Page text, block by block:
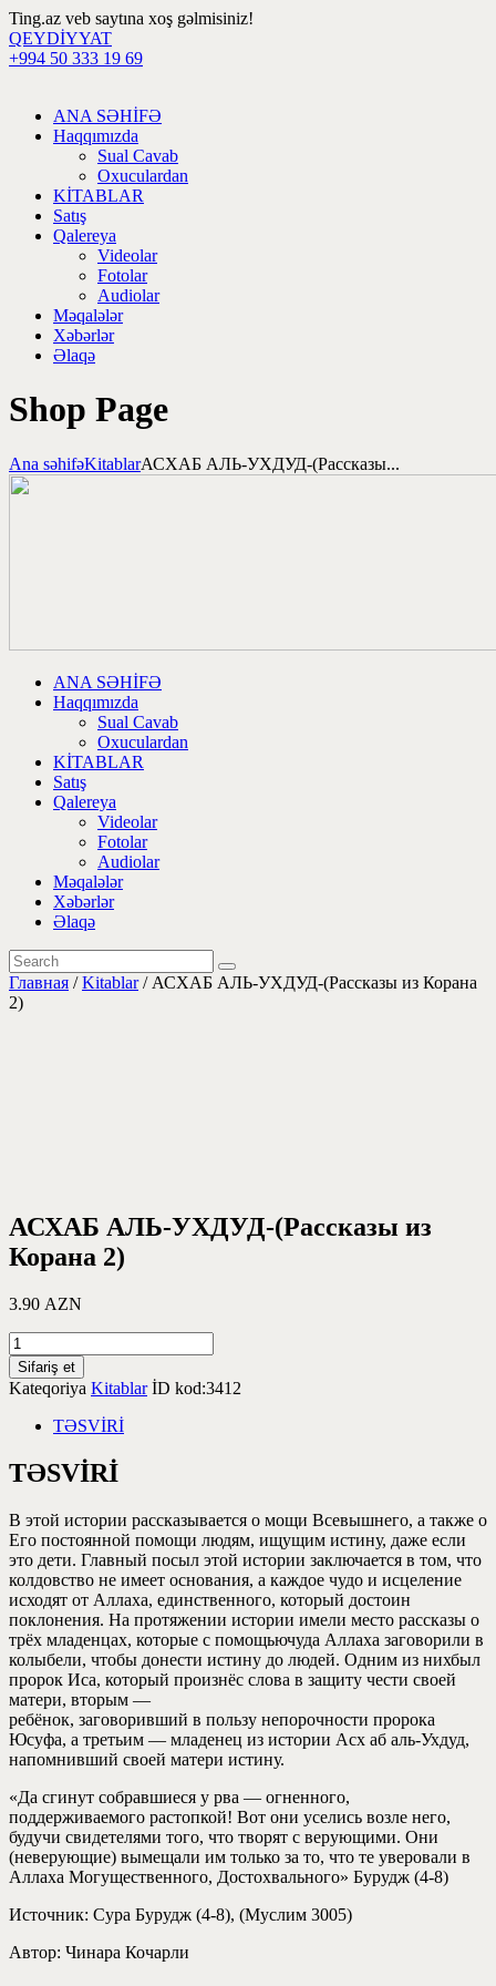
Ting.az veb saytına xoş gəlmisiniz!
QEYDİYYAT
+994 50 333 19 69
ANA SƏHİFƏ
Haqqımızda
Sual Cavab
Oxuculardan
KİTABLAR
Satış
Qalereya
Videolar
Fotolar
Audiolar
Məqalələr
Xəbərlər
Əlaqə
Shop Page
Ana səhifəKitablarАСХАБ АЛЬ-УХДУД-(Рассказы...
ANA SƏHİFƏ
Haqqımızda
Sual Cavab
Oxuculardan
KİTABLAR
Satış
Qalereya
Videolar
Fotolar
Audiolar
Məqalələr
Xəbərlər
Əlaqə
Главная /Kitablar/ АСХАБ АЛЬ-УХДУД-(Рассказы из Корана
2)
АСХАБ АЛЬ-УХДУД-(Рассказы из
Корана 2)
3.90 AZN
Sifariş et
Kateqoriya Kitablar İD kod:3412
TƏSVİRİ
TƏSVİRİ
В этой истории рассказывается о мощи Всевышнего, а также о
Его постоянной помощи людям, ищущим истину, даже если
это дети. Главный посыл этой истории заключается в том, что
колдовство не имеет основания, а каждое чудо и исцеление
исходят от Аллаха, единственного, который достоин
поклонения. На протяжении истории имели место рассказы о
трёх младенцах, которые с помощьючуда Аллаха заговорили в
колыбели, чтобы донести истину до людей. Одним из нихбыл
пророк Иса, который произнёс слова в защиту чести своей
матери, вторым —
ребёнок, заговоривший в пользу непорочности пророка
Юсуфа, а третьим — младенец из истории Асх аб аль-Ухдуд,
напомнивший своей матери истину.
«Да сгинут собравшиеся у рва — огненного,
поддерживаемого растопкой! Вот они уселись возле него,
будучи свидетелями того, что творят с верующими. Они
(неверующие) вымещали им только за то, что те уверовали в
Аллаха Могущественного, Достохвального» Бурудж (4-8)
Источник: Сура Бурудж (4-8), (Муслим 3005)
Автор: Чинара Кочарли